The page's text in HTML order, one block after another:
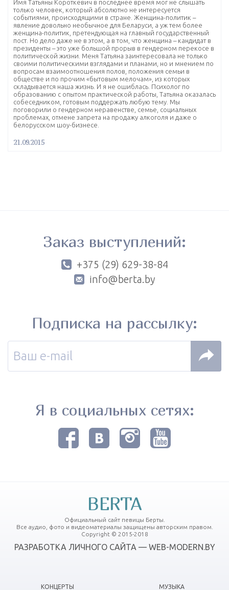
Имя Татьяны Короткевич в последнее время мог не слышать
только человек, который абсолютно не интересуется
событиями, происходящими в стране. Женщина-политик –
явление довольно необычное для Беларуси, а уж тем более
женщина-политик, претендующая на главный государственный
пост. Но дело даже не в этом, а в том, что женщина – кандидат в
президенты – это уже большой прорыв в гендерном перекосе в
политической жизни. Меня Татьяна заинтересовала не только
своими политическими взглядами и планами, но и мнением по
вопросам взаимоотношения полов, положения семьи в
обществе и по прочим «бытовым мелочам», из которых
складывается наша жизнь. И я не ошиблась. Психолог по
образованию с опытом практической работы, Татьяна оказалась
собеседником, готовым поддержать любую тему. Мы
поговорили о гендерном неравенстве, семье, социальных
проблемах, отмене запрета на продажу алкоголя и даже о
белорусском шоу-бизнесе.
21.09.2015
Заказ выступлений:
+375 (29) 629-38-84
info@berta.by
Подписка на рассылку:
Я в социальных сетях:
BERTA
Официальный сайт певицы Берты.
Все аудио, фото и видеоматериалы защищены авторским правом.
Copyright © 2015-2018
РАЗРАБОТКА ЛИЧНОГО САЙТА — WEB-MODERN.BY
КОНЦЕРТЫ МУЗЫКА